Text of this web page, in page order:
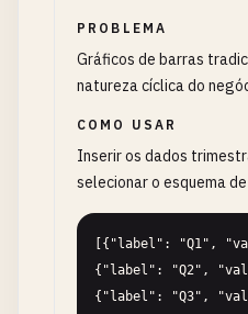
PROBLEMA
Gráficos de barras
natureza cíclica do
COMO USAR
Inserir os dados
selecionar o esquema
[{"label": "Q1",
{"label": "Q2",
{"label": "Q3",